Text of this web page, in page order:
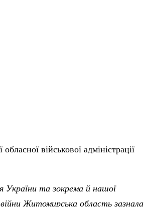
військової адміністрації
України та зокрема й нашої
Житомирська область зазнала